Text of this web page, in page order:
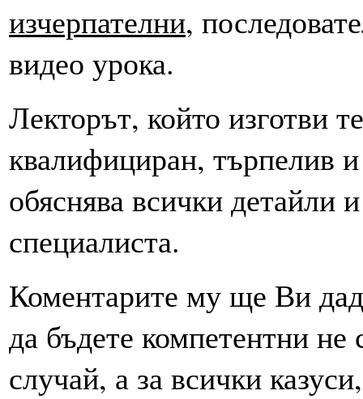
изчерпателни,
видео урока.
Лекторът, който изготви
квалифициран, търпелив
обяснява всички детайли
специалиста.
Коментарите му ще Ви
да бъдете компетентни не
случай, а за всички